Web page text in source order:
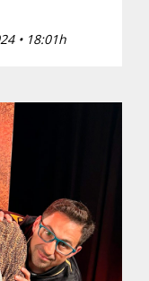
• 18:01h